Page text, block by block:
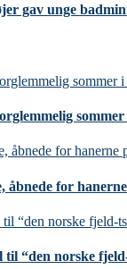
gav unge
for
til “den norske